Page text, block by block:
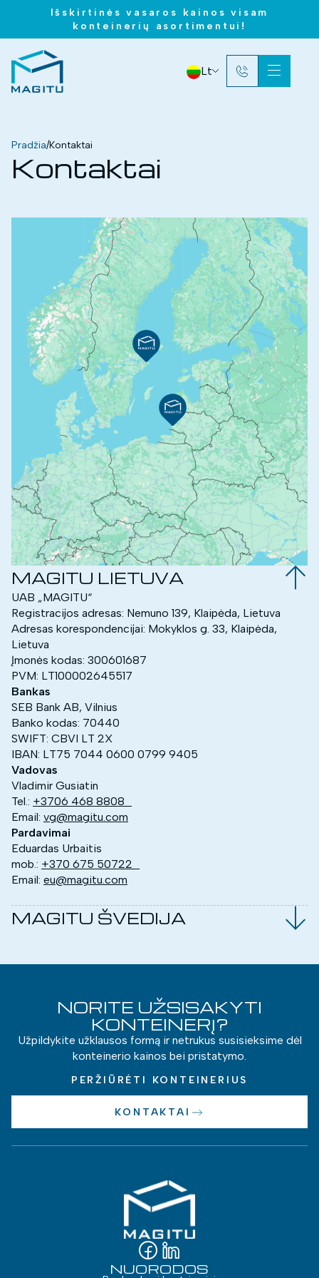
Išskirtinės vasaros kainos visam
konteinerių asortimentui!
Lt
Pradžia/Kontaktai
Kontaktai
MAGITU LIETUVA
UAB „MAGITU“
Registracijos adresas: Nemuno 139, Klaipėda, Lietuva
Adresas korespondencijai: Mokyklos g. 33, Klaipėda,
Lietuva
Įmonės kodas: 300601687
PVM: LT100002645517
Bankas
SEB Bank AB, Vilnius
Banko kodas: 70440
SWIFT: CBVI LT 2X
IBAN: LT75 7044 0600 0799 9405
Vadovas
Vladimir Gusiatin
Tel.: +3706 468 8808
Email: vg@magitu.com
Pardavimai
Eduardas Urbaitis
mob.: +370 675 50722
Email: eu@magitu.com
MAGITU ŠVEDIJA
NORITE UŽSISAKYTI
KONTEINERĮ?
Užpildykite užklausos formą ir netrukus susisieksime dėl
konteinerio kainos bei pristatymo.
PERŽIŪRĖTI KONTEINERIUS
KONTAKTAI
NUORODOS